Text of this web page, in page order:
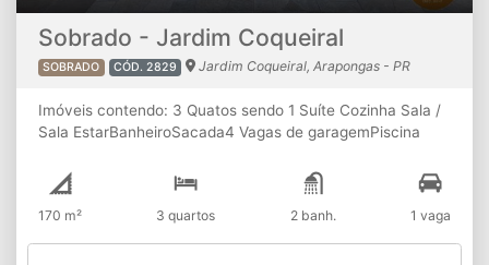
Sobrado - Jardim Coqueiral
SOBRADO CÓD. 2829 Jardim Coqueiral, Arapongas - PR
Imóveis contendo: 3 Quatos sendo 1 Suíte Cozinha Sala /
Sala EstarBanheiroSacada4 Vagas de garagemPiscina
170 m² 3 quartos 2 banh. 1 vaga